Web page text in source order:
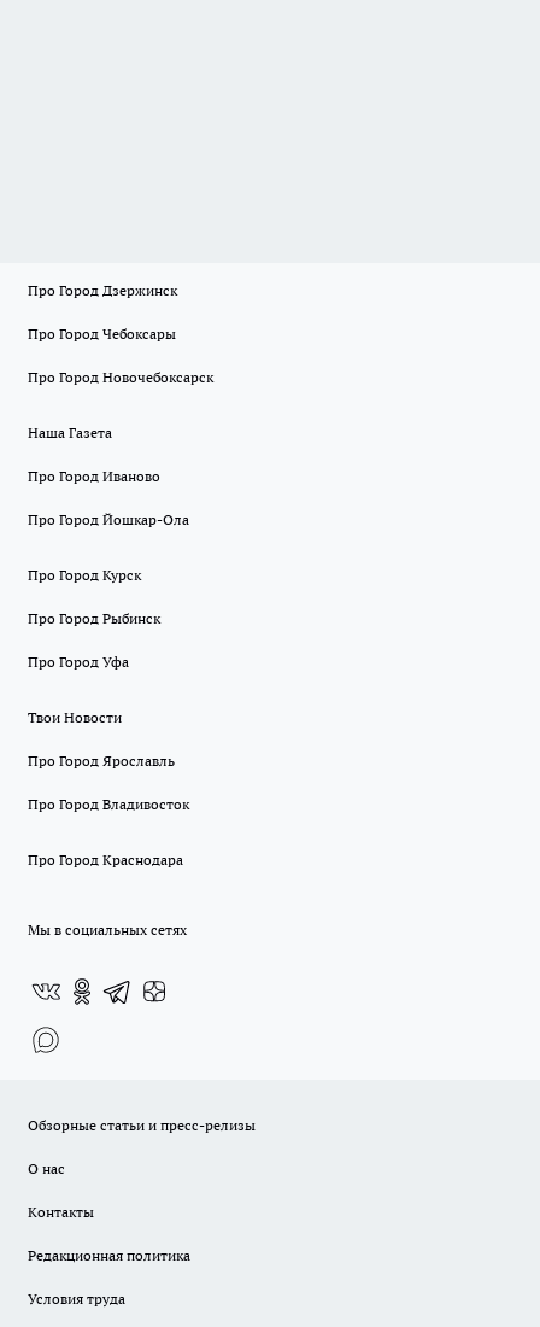
Про Город Дзержинск
Про Город Чебоксары
Про Город Новочебоксарск
Наша Газета
Про Город Иваново
Про Город Йошкар-Ола
Про Город Курск
Про Город Рыбинск
Про Город Уфа
Твои Новости
Про Город Ярославль
Про Город Владивосток
Про Город Краснодара
Мы в социальных сетях
Обзорные статьи и пресс-релизы
О нас
Контакты
Редакционная политика
Условия труда